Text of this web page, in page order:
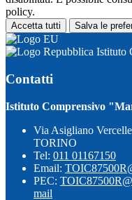
policy.
Accetta tutti Salva le
Istituto
Contatti
Istituto Comprensivo
Via Asigliano
TORINO
Tel: 011 01167150
Email:
PEC:
mail